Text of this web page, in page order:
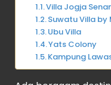
Villa Jogja
Suwatu Villa by
Ubu Villa
Yats Colony
Kampung